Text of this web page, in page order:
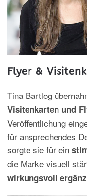
Flyer &
Tina Bartlog
Visitenkarten und
Veröffentlichung
für ansprechendes
sorgte sie für ein
die Marke visuell
wirkungsvoll